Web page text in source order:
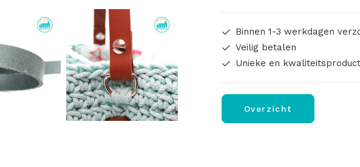
Binnen 1-3 werkdagen
Veilig betalen
Unieke en
Overzicht